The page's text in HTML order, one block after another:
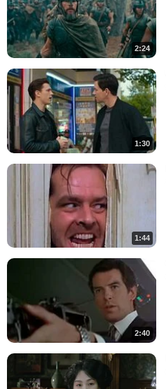
2:24
1:30
1:44
2:40